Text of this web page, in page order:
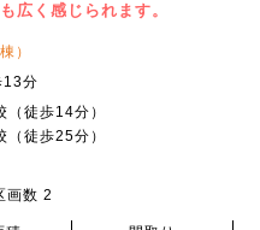
広く感じられます。
）
13分
（徒歩14分）
（徒歩25分）
数 2